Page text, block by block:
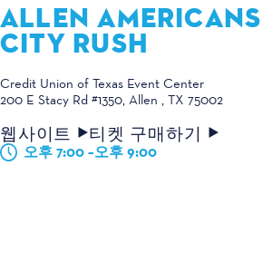
ALLEN
CITY RUSH
Credit Union of Texas Event Center
200 E Stacy Rd #1350 Allen , TX 75002
웹사이트 티켓 구매하기
오후 7:00 –오후 9:00